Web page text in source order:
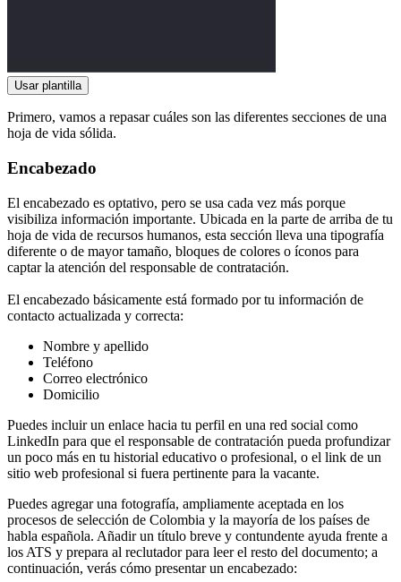
Usar plantilla
Primero, vamos a repasar cuáles son las diferentes secciones de una
hoja de vida sólida.
Encabezado
El encabezado es optativo, pero se usa cada vez más porque
visibiliza información importante. Ubicada en la parte de arriba de tu
hoja de vida de recursos humanos, esta sección lleva una tipografía
diferente o de mayor tamaño, bloques de colores o íconos para
captar la atención del responsable de contratación.
El encabezado básicamente está formado por tu información de
contacto actualizada y correcta:
Nombre y apellido
Teléfono
Correo electrónico
Domicilio
Puedes incluir un enlace hacia tu perfil en una red social como
LinkedIn para que el responsable de contratación pueda profundizar
un poco más en tu historial educativo o profesional, o el link de un
sitio web profesional si fuera pertinente para la vacante.
Puedes agregar una fotografía, ampliamente aceptada en los
procesos de selección de Colombia y la mayoría de los países de
habla española. Añadir un título breve y contundente ayuda frente a
los ATS y prepara al reclutador para leer el resto del documento; a
continuación, verás cómo presentar un encabezado: